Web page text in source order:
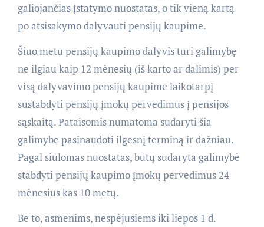
galiojančias įstatymo nuostatas, o tik vieną kartą
po atsisakymo dalyvauti pensijų kaupime.
Šiuo metu pensijų kaupimo dalyvis turi galimybę
ne ilgiau kaip 12 mėnesių (iš karto ar dalimis) per
visą dalyvavimo pensijų kaupime laikotarpį
sustabdyti pensijų įmokų pervedimus į pensijos
sąskaitą. Pataisomis numatoma sudaryti šia
galimybe pasinaudoti ilgesnį terminą ir dažniau.
Pagal siūlomas nuostatas, būtų sudaryta galimybė
stabdyti pensijų kaupimo įmokų pervedimus 24
mėnesius kas 10 metų.
Be to, asmenims, nespėjusiems iki liepos 1 d.